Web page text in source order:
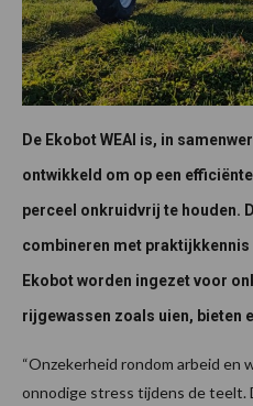
De Ekobot WEAI is, in
ontwikkeld om op een
perceel onkruidvrij te houden.
combineren met praktijkkennis
Ekobot worden ingezet voor
rijgewassen zoals uien, bieten
“Onzekerheid rondom arbeid en
onnodige stress tijdens de